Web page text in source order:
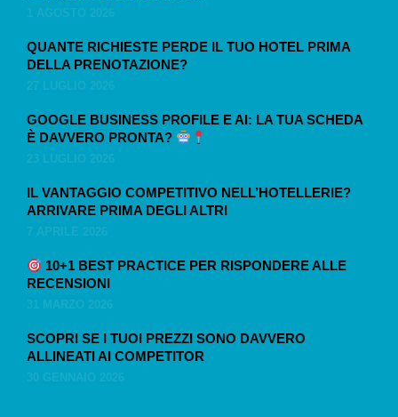
1 AGOSTO 2026
QUANTE RICHIESTE PERDE IL TUO HOTEL PRIMA
DELLA PRENOTAZIONE?
27 LUGLIO 2026
GOOGLE BUSINESS PROFILE E AI: LA TUA SCHEDA
È DAVVERO PRONTA?
23 LUGLIO 2026
IL VANTAGGIO COMPETITIVO NELL’HOTELLERIE?
ARRIVARE PRIMA DEGLI ALTRI
7 APRILE 2026
10+1 BEST PRACTICE PER RISPONDERE ALLE
RECENSIONI
31 MARZO 2026
SCOPRI SE I TUOI PREZZI SONO DAVVERO
ALLINEATI AI COMPETITOR
30 GENNAIO 2026